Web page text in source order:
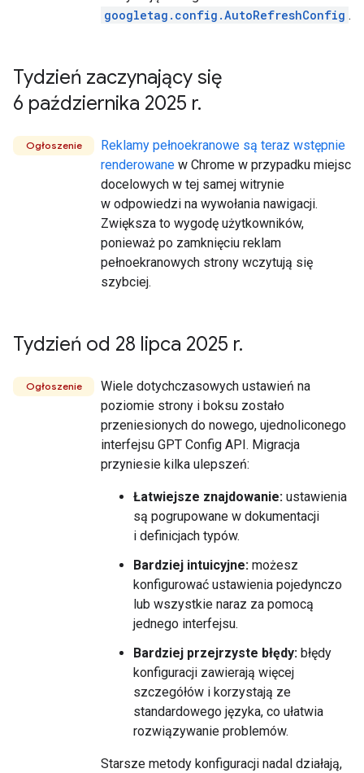
googletag.config.AutoRefreshConfig .
Tydzień zaczynający się
6 października 2025 r.
Ogłoszenie Reklamy pełnoekranowe są teraz wstępnie
renderowane w Chrome w przypadku miejsc
docelowych w tej samej witrynie
w odpowiedzi na wywołania nawigacji.
Zwiększa to wygodę użytkowników,
ponieważ po zamknięciu reklam
pełnoekranowych strony wczytują się
szybciej.
Tydzień od 28 lipca 2025 r.
Ogłoszenie
Wiele dotychczasowych ustawień na
poziomie strony i boksu zostało
przeniesionych do nowego, ujednoliconego
interfejsu GPT Config API. Migracja
przyniesie kilka ulepszeń:
Łatwiejsze znajdowanie: ustawienia
są pogrupowane w dokumentacji
i definicjach typów.
Bardziej intuicyjne: możesz
konfigurować ustawienia pojedynczo
lub wszystkie naraz za pomocą
jednego interfejsu.
Bardziej przejrzyste błędy: błędy
konfiguracji zawierają więcej
szczegółów i korzystają ze
standardowego języka, co ułatwia
rozwiązywanie problemów.
Starsze metody konfiguracji nadal działają,